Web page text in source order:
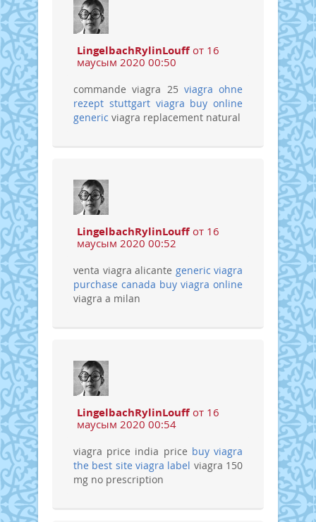
LingelbachRylinLouffот 16
маусым 2020 00:50
commande viagra 25 viagra ohne
rezept stuttgart viagra buy online
generic viagra replacement natural
LingelbachRylinLouffот 16
маусым 2020 00:52
venta viagra alicante generic viagra
purchase canada buy viagra online
viagra a milan
LingelbachRylinLouffот 16
маусым 2020 00:54
viagra price india price buy viagra
the best site viagra label viagra 150
mg no prescription